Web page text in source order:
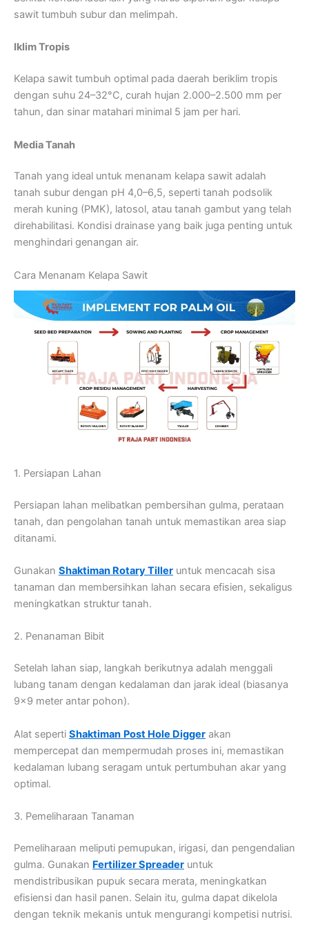
sawit tumbuh subur dan melimpah.
Iklim Tropis
Kelapa sawit tumbuh optimal pada daerah beriklim tropis
dengan suhu 24–32°C, curah hujan 2.000–2.500 mm per
tahun, dan sinar matahari minimal 5 jam per hari.
Media Tanah
Tanah yang ideal untuk menanam kelapa sawit adalah
tanah subur dengan pH 4,0–6,5, seperti tanah podsolik
merah kuning (PMK), latosol, atau tanah gambut yang telah
direhabilitasi. Kondisi drainase yang baik juga penting untuk
menghindari genangan air.
Cara Menanam Kelapa Sawit
1. Persiapan Lahan
Persiapan lahan melibatkan pembersihan gulma, perataan
tanah, dan pengolahan tanah untuk memastikan area siap
ditanami.
Gunakan Shaktiman Rotary Tiller untuk mencacah sisa
tanaman dan membersihkan lahan secara efisien, sekaligus
meningkatkan struktur tanah.
2. Penanaman Bibit
Setelah lahan siap, langkah berikutnya adalah menggali
lubang tanam dengan kedalaman dan jarak ideal (biasanya
9×9 meter antar pohon).
Alat seperti Shaktiman Post Hole Digger akan
mempercepat dan mempermudah proses ini, memastikan
kedalaman lubang seragam untuk pertumbuhan akar yang
optimal.
3. Pemeliharaan Tanaman
Pemeliharaan meliputi pemupukan, irigasi, dan pengendalian
gulma. Gunakan Fertilizer Spreader untuk
mendistribusikan pupuk secara merata, meningkatkan
efisiensi dan hasil panen. Selain itu, gulma dapat dikelola
dengan teknik mekanis untuk mengurangi kompetisi nutrisi.